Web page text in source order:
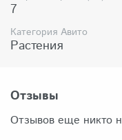
Комплектация:
Растение
системой, это норма
7
Категория Авито
Растения
Отзывы
Отзывов еще никто